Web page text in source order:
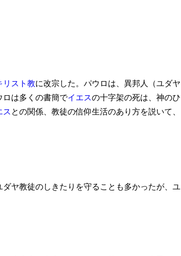
リスト教に改宗した。パウロは、異邦人（ユダヤ
ロは多くの書簡でイエスの十字架の死は、神のひ
ス との関係、教徒の信仰生活のあり方を説いて、
ヤ教徒のしきたりを守ることも多かったが、ユ